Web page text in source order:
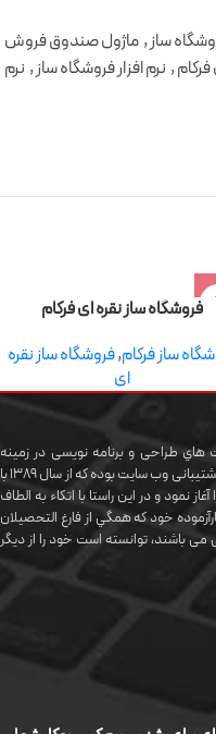
ساز, ماژول صندوق فروش
, نرم افزار فروشگاه ساز, نرم
فروشگاه ساز نقره ای فرکام
ساز فرکام,فروشگاه ساز نقره
ای
طراحی و برنامه نویسی در زمینه
محصولات اینترنتی، خدمات طراحی، بهینه سازی و پشتیبانی وب سایت بوده که از سال 1389 با
نمود و در این راستا با اتکاء به الطاف
خود که همگي از فارغ التحصیلان
باشند، توانسته است خود را از دیگر